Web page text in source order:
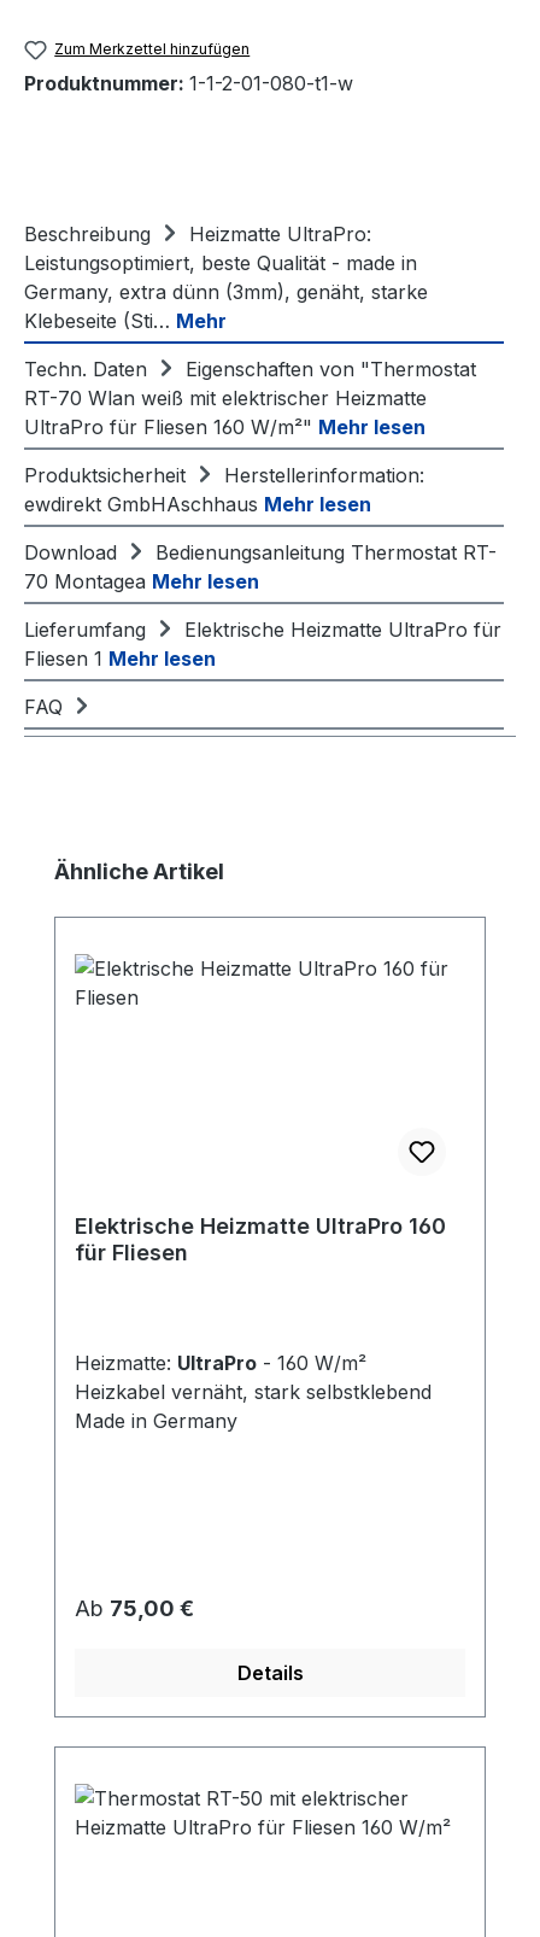
Zum Merkzettel hinzufügen
Produktnummer: 1-1-2-01-080-t1-w
Beschreibung
Heizmatte UltraPro:
Leistungsoptimiert, beste Qualität - made in
Germany, extra dünn (3mm), genäht, starke
Klebeseite (Sti… Mehr
Techn. Daten
Eigenschaften von "Thermostat
RT-70 Wlan weiß mit elektrischer Heizmatte
UltraPro für Fliesen 160 W/m²" Mehr lesen
Produktsicherheit
Herstellerinformation:
ewdirekt GmbHAschhaus Mehr lesen
Download
Bedienungsanleitung Thermostat RT-
70 Montagea Mehr lesen
Lieferumfang
Elektrische Heizmatte UltraPro für
Fliesen 1 Mehr lesen
FAQ
Produktgalerie überspringen
Ähnliche Artikel
Elektrische Heizmatte UltraPro 160
für Fliesen
Heizmatte: UltraPro - 160 W/m²
Heizkabel vernäht, stark selbstklebend
Made in Germany
Regulärer Preis:
Ab 75,00 €
Details